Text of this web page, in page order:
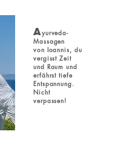
Ayurveda-
Massagen
von Ioannis, du
vergisst Zeit
und Raum und
erfährst tiefe
Entspannung.
Nicht
verpassen!